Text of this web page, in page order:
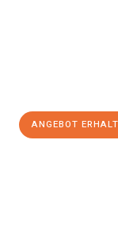
ANGEBOT